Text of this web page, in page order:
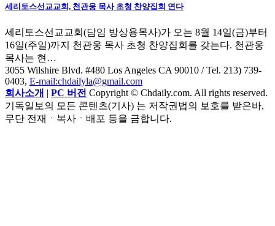
세리토스선교교회, 천관웅 목사 초청 찬양집회 연다
세리토스선교교회(담임 방상용목사)가 오는 8월 14일(금)부터
16일(주일)까지 천관웅 목사 초청 찬양집회를 갖는다. 천관웅
목사는 현…
3055 Wilshire Blvd. #480 Los Angeles CA 90010 / Tel. 213) 739-
0403, E-mail:chdailyla@gmail.com
회사소개 | PC 버전 Copyright © Chdaily.com. All rights reserved.
기독일보의 모든 콘텐츠(기사) 는 저작권법의 보호를 받은바,
무단 전재ㆍ복사ㆍ배포 등을 금합니다.